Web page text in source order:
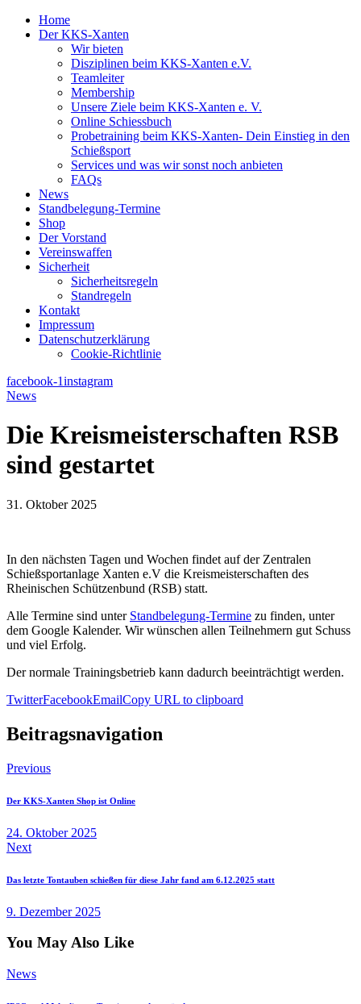
Home
Der KKS-Xanten
Wir bieten
Disziplinen beim KKS-Xanten e.V.
Teamleiter
Membership
Unsere Ziele beim KKS-Xanten e. V.
Online Schiessbuch
Probetraining beim KKS-Xanten- Dein Einstieg in den
Schießsport
Services und was wir sonst noch anbieten
FAQs
News
Standbelegung-Termine
Shop
Der Vorstand
Vereinswaffen
Sicherheit
Sicherheitsregeln
Standregeln
Kontakt
Impressum
Datenschutzerklärung
Cookie-Richtlinie
facebook-1instagram
News
Die Kreismeisterschaften RSB
sind gestartet
31. Oktober 2025
In den nächsten Tagen und Wochen findet auf der Zentralen
Schießsportanlage Xanten e.V die Kreismeisterschaften des
Rheinischen Schützenbund (RSB) statt.
Alle Termine sind unter Standbelegung-Termine zu finden, unter
dem Google Kalender. Wir wünschen allen Teilnehmern gut Schuss
und viel Erfolg.
Der normale Trainingsbetrieb kann dadurch beeinträchtigt werden.
TwitterFacebookEmailCopy URL to clipboard
Beitragsnavigation
Previous
Der KKS-Xanten Shop ist Online
24. Oktober 2025
Next
Das letzte Tontauben schießen für diese Jahr fand am 6.12.2025 statt
9. Dezember 2025
You May Also Like
News